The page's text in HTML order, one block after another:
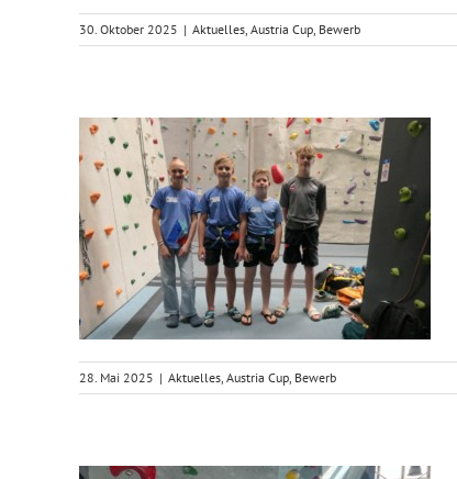
30. Oktober 2025 | Aktuelles, Austria Cup, Bewerb
28. Mai 2025 | Aktuelles, Austria Cup, Bewerb